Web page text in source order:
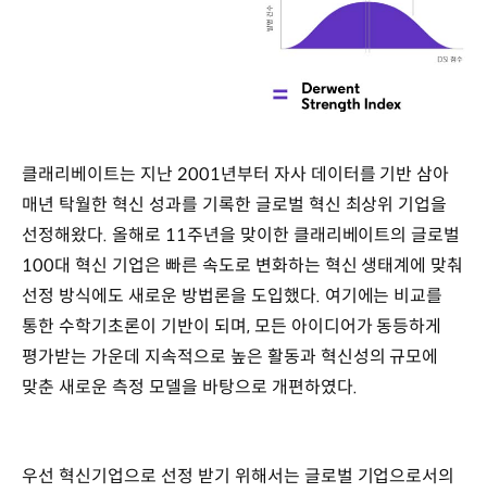
클래리베이트는 지난 2001년부터 자사 데이터를 기반 삼아
매년 탁월한 혁신 성과를 기록한 글로벌 혁신 최상위 기업을
선정해왔다. 올해로 11주년을 맞이한 클래리베이트의 글로벌
100대 혁신 기업은 빠른 속도로 변화하는 혁신 생태계에 맞춰
선정 방식에도 새로운 방법론을 도입했다. 여기에는 비교를
통한 수학기초론이 기반이 되며, 모든 아이디어가 동등하게
평가받는 가운데 지속적으로 높은 활동과 혁신성의 규모에
맞춘 새로운 측정 모델을 바탕으로 개편하였다.
우선 혁신기업으로 선정 받기 위해서는 글로벌 기업으로서의